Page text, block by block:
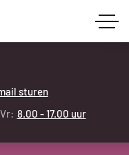
sturen
Vr: 8.00 - 17.00 uur